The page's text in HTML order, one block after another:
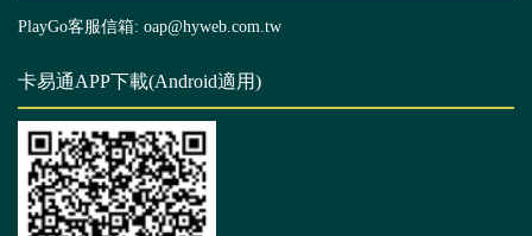
PlayGo客服信箱: oap@hyweb.com.tw
卡易通APP下載(Android適用)